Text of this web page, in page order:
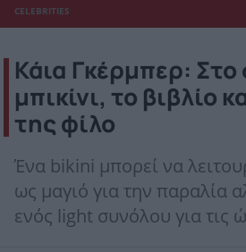
CELEBRITIES
Κάια Γκέρμπερ: Στο
μπικίνι, το βιβλίο
της φίλο
Ένα bikini μπορεί να
ως μαγιό για την παραλία
ενός light συνόλου για τις